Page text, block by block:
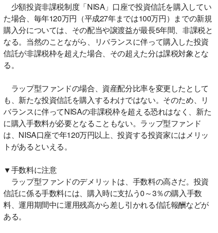
少額投資非課税制度「NISA」口座で投資信託を購入してい
た場合、毎年120万円（平成27年までは100万円）までの新規
購入分については、その配当や譲渡益が最長5年間、非課税と
なる。当然のことながら、リバランスに伴って購入した投資
信託が非課税枠を超えた場合、その超えた分は課税対象とな
る。
ラップ型ファンドの場合、資産配分比率を変更したとして
も、新たな投資信託を購入するわけではない。そのため、リ
バランスに伴ってNISAの非課税枠を超える恐れはなく、新た
に購入手数料が必要となることもない。ラップ型ファンド
は、NISA口座で年120万円以上、投資する投資家にはメリッ
トがあるといえる。
▼手数料に注意
ラップ型ファンドのデメリットは、手数料の高さだ。投資
信託に係る手数料には、購入時に支払う0～3％の購入手数
料、運用期間中に運用残高から差し引かれる信託報酬などが
ある。